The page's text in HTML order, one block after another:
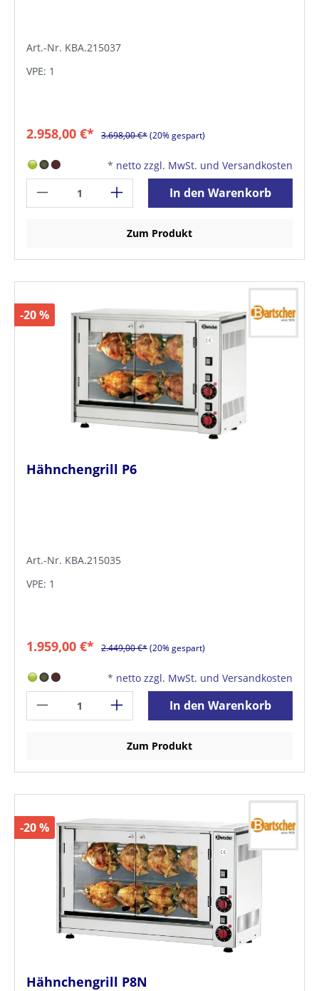
Art.-Nr. KBA.215037
VPE: 1
2.958,00 €* 3.698,00 €*(20% gespart)
* netto zzgl. MwSt. und Versandkosten
In den Warenkorb
Zum Produkt
-20 %
Hähnchengrill P6
Art.-Nr. KBA.215035
VPE: 1
1.959,00 €* 2.449,00 €*(20% gespart)
* netto zzgl. MwSt. und Versandkosten
In den Warenkorb
Zum Produkt
-20 %
Hähnchengrill P8N